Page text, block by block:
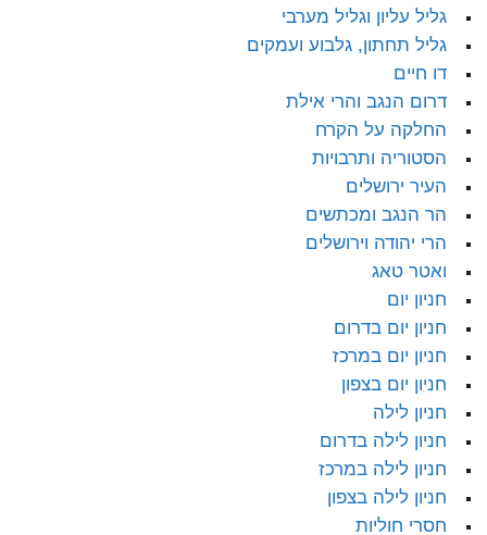
גליל עליון וגליל מערבי
גליל תחתון, גלבוע ועמקים
דו חיים
דרום הנגב והרי אילת
החלקה על הקרח
הסטוריה ותרבויות
העיר ירושלים
הר הנגב ומכתשים
הרי יהודה וירושלים
ואטר טאג
חניון יום
חניון יום בדרום
חניון יום במרכז
חניון יום בצפון
חניון לילה
חניון לילה בדרום
חניון לילה במרכז
חניון לילה בצפון
חסרי חוליות